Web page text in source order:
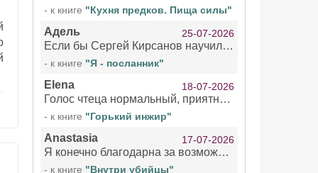
- к книге "Кухня предков. Пища силы"
Адель 25-07-2026
Если бы Сергей Кирсанов научился не сглатывать каждые 1-2 минуты слюну, так что слышно в микрофоне и, что вызывает отвращение, то мелжно было бы слушать.
- к книге "Я - посланник"
Elena 18-07-2026
Голос чтеца нормальный, приятный тембр. Мне очень понравилось озвучивание рассказа. Очень странный отзыв Надежды. Может у неё что-то с нервами?
- к книге "Горький инжир"
Anastasia 17-07-2026
Я конечно благодарна за возможность бесплатно слушать книги даже новинки , но чтение этой книги просто ужасно
- к книге "Внутри убийцы"